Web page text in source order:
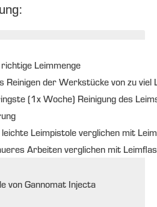
Leimmenge
Reinigen der Werkstücke von zu viel
(1x Woche) Reinigung des
Leimpistole verglichen mit
Arbeiten verglichen mit
von Gannomat Injecta